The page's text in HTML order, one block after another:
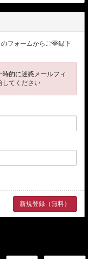
フォームからご登録下
的に迷惑メールフィ
してください